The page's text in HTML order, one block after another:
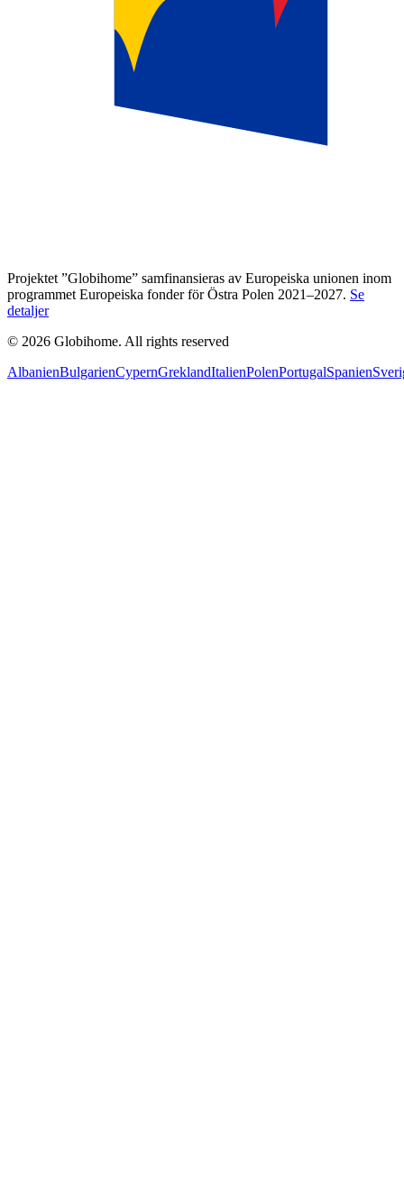
Projektet ”Globihome” samfinansieras av Europeiska unionen inom
programmet Europeiska fonder för Östra Polen 2021–2027. Se
detaljer
© 2026 Globihome. All rights reserved
AlbanienBulgarienCypernGreklandItalienPolenPortugalSpanien